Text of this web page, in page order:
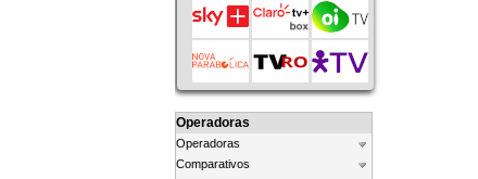
Operadoras
Operadoras
Comparativos